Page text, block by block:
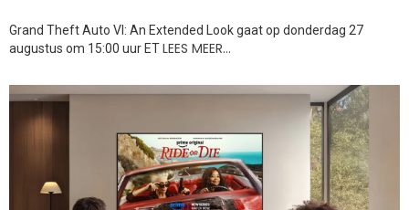
Grand Theft Auto VI: An Extended Look gaat op donderdag 27
augustus om 15:00 uur ETLEES MEER…